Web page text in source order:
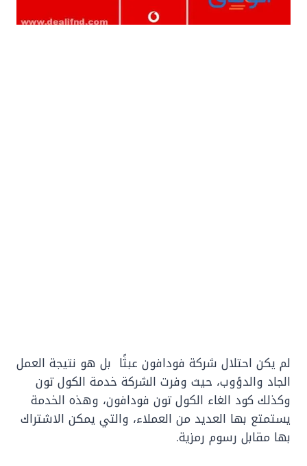
لم يكن احتلال شركة فودافون عبثًا بل هو نتيجة العمل
الجاد والدؤوب، حيث وفرت الشركة خدمة الكول تون
وكذلك كود الغاء الكول تون فودافون، وهذه الخدمة
يستمتع بها العديد من العملاء، والتي يمكن الاشتراك
بها مقابل رسوم رمزية.